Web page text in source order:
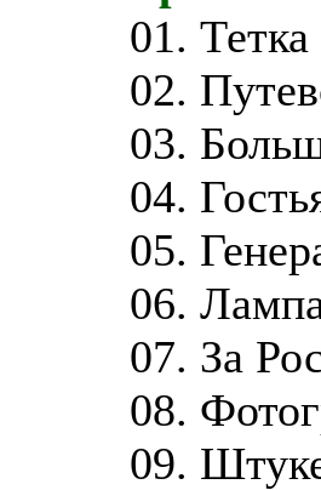
01.
02.
03.
04.
05.
06.
07. За
08.
09.